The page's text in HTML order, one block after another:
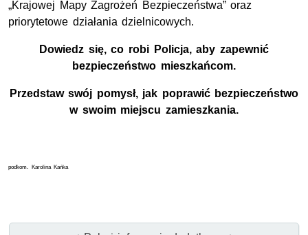
„Krajowej Mapy Zagrożeń Bezpieczeństwa” oraz
priorytetowe działania dzielnicowych.
Dowiedz się, co robi Policja, aby zapewnić
bezpieczeństwo mieszkańcom.
Przedstaw swój pomysł, jak poprawić bezpieczeństwo
w swoim miejscu zamieszkania.
podkom. Karolina Kańka